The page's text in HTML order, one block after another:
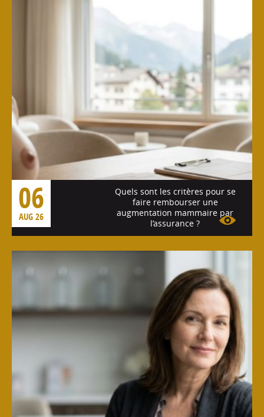
06
AUG 26
Quels sont les critères pour se
faire rembourser une
augmentation mammaire par
l’assurance ?
Voir l'article